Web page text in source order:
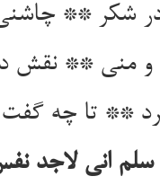
در شکر **
و منی ** نقش
گرد ** تا چه
سلم انی لاجد